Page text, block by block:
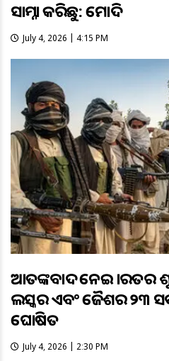
ସାମ୍ନା କରିଛୁ: ମୋଦି
July 4, 2026 | 4:15 PM
ଆତଙ୍କବାଦ ନେଇ ଭାରତର
ଲସ୍କର ଏବଂ ଜୈଶର ୨୩
ଘୋଷିତ
July 4, 2026 | 2:30 PM